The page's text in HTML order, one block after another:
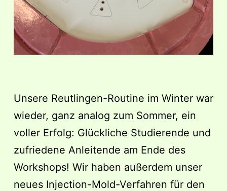
Unsere Reutlingen-Routine im Winter war
wieder, ganz analog zum Sommer, ein
voller Erfolg: Glückliche Studierende und
zufriedene Anleitende am Ende des
Workshops! Wir haben außerdem unser
neues Injection-Mold-Verfahren für den